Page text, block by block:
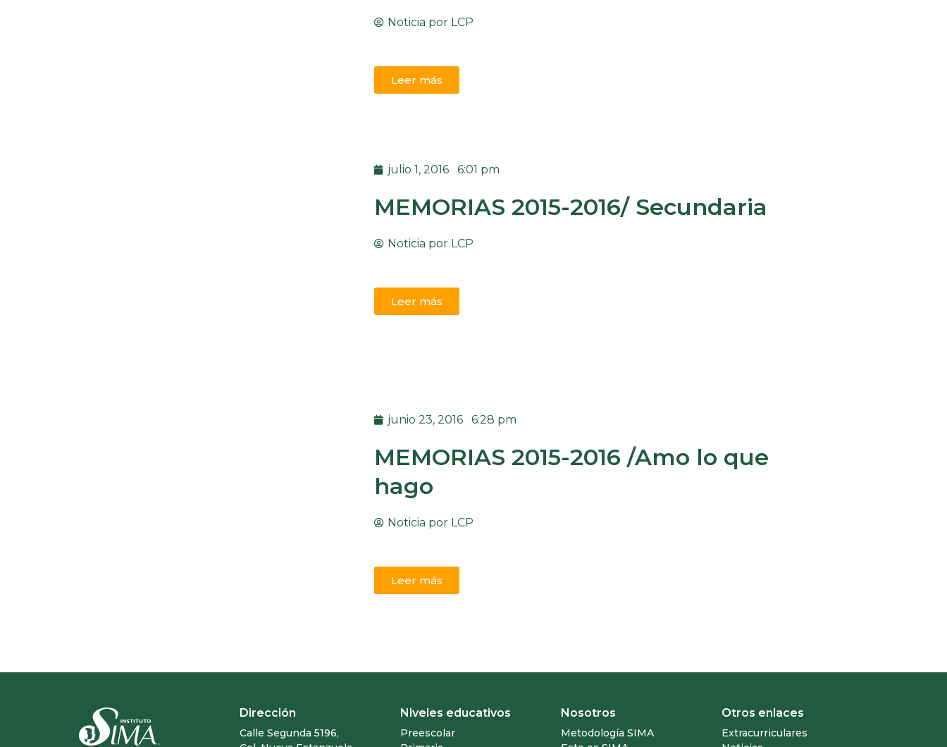
Noticia por LCP
Leer más
julio 1, 2016 6:01 pm
MEMORIAS 2015-2016/ Secundaria
Noticia por LCP
Leer más
junio 23, 2016 6:28 pm
MEMORIAS 2015-2016 /Amo lo que
hago
Noticia por LCP
Leer más
Dirección
Calle Segunda 5196,
Niveles educativos
Preescolar
Nosotros
Metodología SIMA
Otros enlaces
Extracurriculares